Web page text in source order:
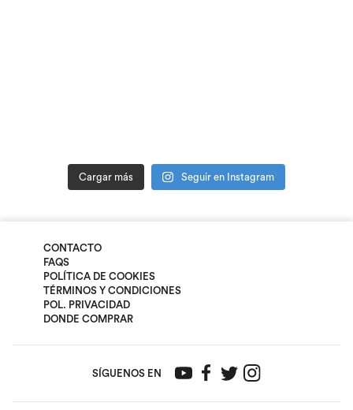
Cargar más Seguir en Instagram
CONTACTO
FAQS
POLÍTICA DE COOKIES
TÉRMINOS Y CONDICIONES
POL. PRIVACIDAD
DONDE COMPRAR
SÍGUENOS EN